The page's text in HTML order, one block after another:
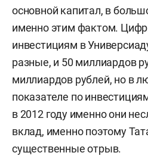
основной капитал, в
именно этим фактом.
инвестициям в
разные, и 50 миллиардов
миллиардов рублей, но в
показателе по
в 2012 году именно они
вклад, именно поэтому
существенные отрыв.